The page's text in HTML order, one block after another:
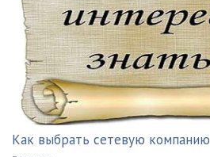
Как выбрать сетевую компанию